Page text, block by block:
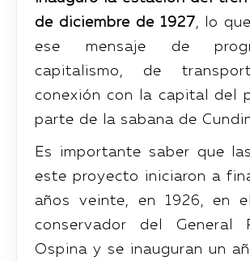
de diciembre de 1927, lo
ese mensaje de
capitalismo, de
conexión con la capital del
parte de la sabana de
Es importante saber que
este proyecto iniciaron a
años veinte, en 1926, en
conservador del General
Ospina y se inauguran un